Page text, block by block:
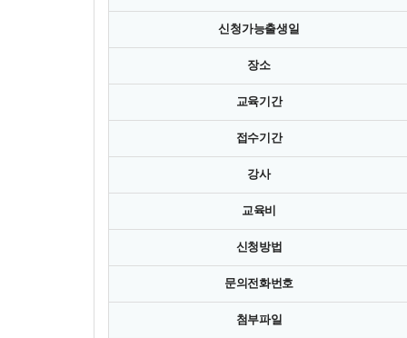
신청가능출생일
장소
교육기간
접수기간
강사
교육비
신청방법
문의전화번호
첨부파일